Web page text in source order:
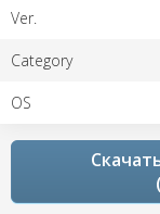
Ver.
Category
OS